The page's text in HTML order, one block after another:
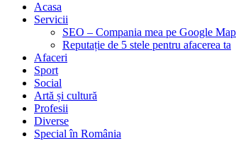
Acasa
Servicii
SEO – Compania mea pe Google
Reputație de 5 stele pentru afacerea ta
Afaceri
Sport
Social
Artă și cultură
Profesii
Diverse
Special în România